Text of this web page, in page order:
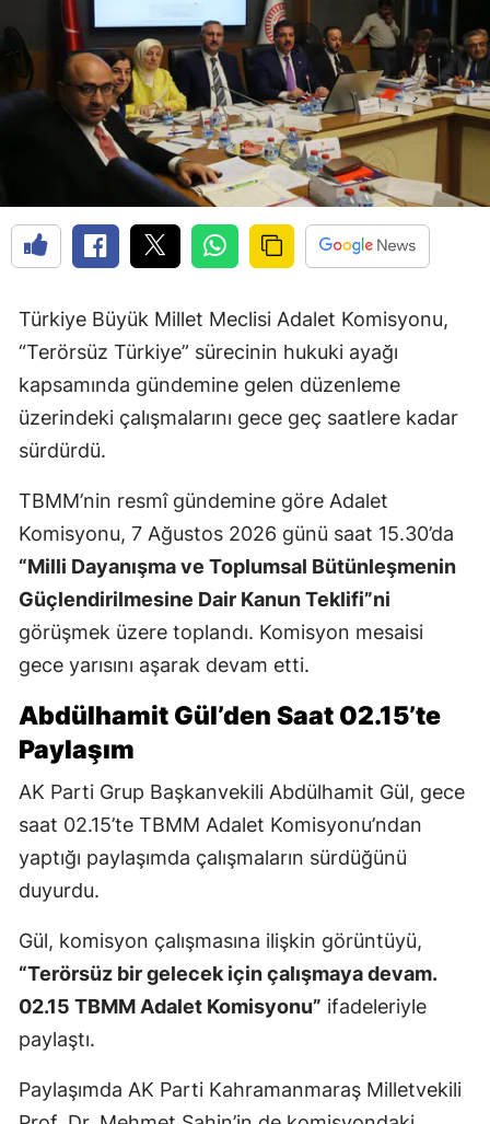
Türkiye Büyük Millet Meclisi Adalet Komisyonu,
“Terörsüz Türkiye” sürecinin hukuki ayağı
kapsamında gündemine gelen düzenleme
üzerindeki çalışmalarını gece geç saatlere kadar
sürdürdü.
TBMM’nin resmî gündemine göre Adalet
Komisyonu, 7 Ağustos 2026 günü saat 15.30’da
“Milli Dayanışma ve Toplumsal Bütünleşmenin
Güçlendirilmesine Dair Kanun Teklifi”ni
görüşmek üzere toplandı. Komisyon mesaisi
gece yarısını aşarak devam etti.
Abdülhamit Gül’den Saat 02.15’te
Paylaşım
AK Parti Grup Başkanvekili Abdülhamit Gül, gece
saat 02.15’te TBMM Adalet Komisyonu’ndan
yaptığı paylaşımda çalışmaların sürdüğünü
duyurdu.
Gül, komisyon çalışmasına ilişkin görüntüyü,
“Terörsüz bir gelecek için çalışmaya devam.
02.15 TBMM Adalet Komisyonu” ifadeleriyle
paylaştı.
Paylaşımda AK Parti Kahramanmaraş Milletvekili